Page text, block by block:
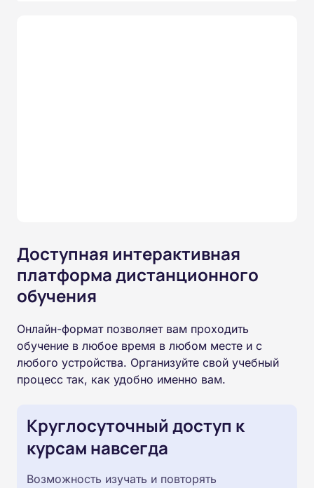
Доступная интерактивная
платформа дистанционного
обучения
Онлайн-формат позволяет вам проходить
обучение в любое время в любом месте и с
любого устройства. Организуйте свой учебный
процесс так, как удобно именно вам.
Круглосуточный доступ к
курсам навсегда
Возможность изучать и повторять